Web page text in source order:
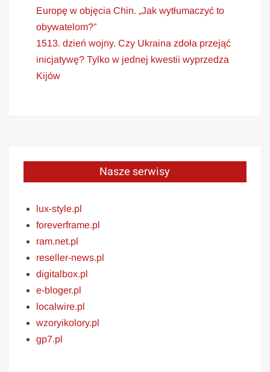
Europę w objęcia Chin. „Jak wytłumaczyć to
obywatelom?”
1513. dzień wojny. Czy Ukraina zdoła przejąć
inicjatywę? Tylko w jednej kwestii wyprzedza
Kijów
Nasze serwisy
lux-style.pl
foreverframe.pl
ram.net.pl
reseller-news.pl
digitalbox.pl
e-bloger.pl
localwire.pl
wzoryikolory.pl
gp7.pl